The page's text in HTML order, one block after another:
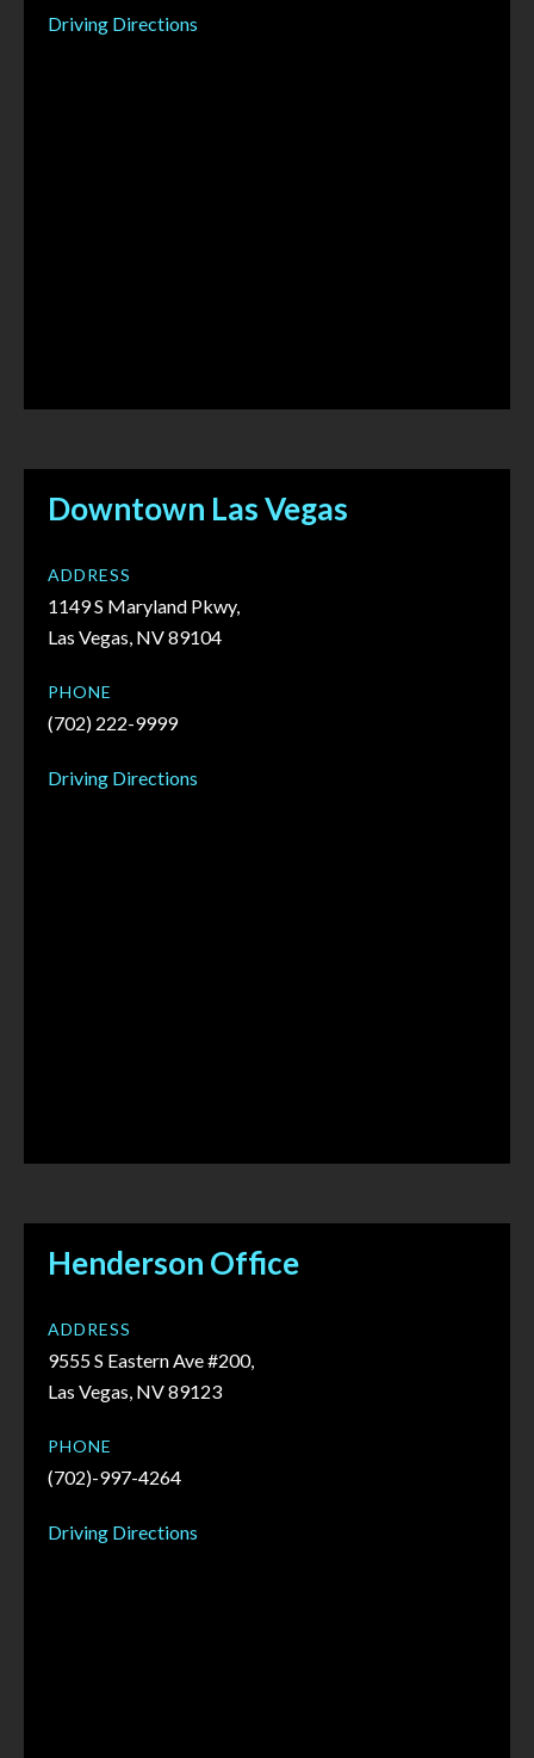
Driving Directions
Downtown Las Vegas
ADDRESS
1149 S Maryland Pkwy,
Las Vegas, NV 89104
PHONE
(702) 222-9999
Driving Directions
Henderson Office
ADDRESS
9555 S Eastern Ave #200,
Las Vegas, NV 89123
PHONE
(702)-997-4264
Driving Directions